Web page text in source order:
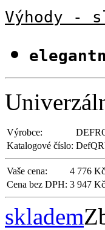
Výhody -
Výrobce:
Katalogové číslo:
Vaše cena:
4 776
Cena bez DPH: 3 947 Kč
skladem